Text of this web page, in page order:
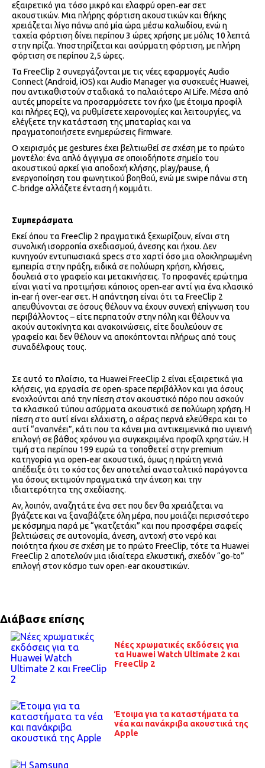
εξαιρετικό για τόσο μικρό και ελαφρύ open‑ear σετ
ακουστικών. Μια πλήρης φόρτιση ακουστικών και θήκης
χρειάζεται λίγο πάνω από μία ώρα μέσω καλωδίου, ενώ η
ταχεία φόρτιση δίνει περίπου 3 ώρες χρήσης με μόλις 10 λεπτά
στην πρίζα. Υποστηρίζεται και ασύρματη φόρτιση, με πλήρη
φόρτιση σε περίπου 2,5 ώρες.
Τα FreeClip 2 συνεργάζονται με τις νέες εφαρμογές Audio
Connect (Android, iOS) και Audio Manager για συσκευές Huawei,
που αντικαθιστούν σταδιακά το παλαιότερο AI Life. Μέσα από
αυτές μπορείτε να προσαρμόσετε τον ήχο (με έτοιμα προφίλ
και πλήρες EQ), να ρυθμίσετε χειρονομίες και λειτουργίες, να
ελέγξετε την κατάσταση της μπαταρίας και να
πραγματοποιήσετε ενημερώσεις firmware.
Ο χειρισμός με gestures έχει βελτιωθεί σε σχέση με το πρώτο
μοντέλο: ένα απλό άγγιγμα σε οποιοδήποτε σημείο του
ακουστικού αρκεί για αποδοχή κλήσης, play/pause, ή
ενεργοποίηση του φωνητικού βοηθού, ενώ με swipe πάνω στη
C‑bridge αλλάζετε ένταση ή κομμάτι.
Συμπεράσματα
Εκεί όπου τα FreeClip 2 πραγματικά ξεχωρίζουν, είναι στη
συνολική ισορροπία σχεδιασμού, άνεσης και ήχου. Δεν
κυνηγούν εντυπωσιακά specs στο χαρτί όσο μια ολοκληρωμένη
εμπειρία στην πράξη, ειδικά σε πολύωρη χρήση, κλήσεις,
δουλειά στο γραφείο και μετακινήσεις. Το προφανές ερώτημα
είναι γιατί να προτιμήσει κάποιος open‑ear αντί για ένα κλασικό
in‑ear ή over‑ear σετ. Η απάντηση είναι ότι τα FreeClip 2
απευθύνονται σε όσους θέλουν να έχουν συνεχή επίγνωση του
περιβάλλοντος – είτε περπατούν στην πόλη και θέλουν να
ακούν αυτοκίνητα και ανακοινώσεις, είτε δουλεύουν σε
γραφείο και δεν θέλουν να αποκόπτονται πλήρως από τους
συναδέλφους τους.
Σε αυτό το πλαίσιο, τα Huawei FreeClip 2 είναι εξαιρετικά για
κλήσεις, για εργασία σε open‑space περιβάλλον και για όσους
ενοχλούνται από την πίεση στον ακουστικό πόρο που ασκούν
τα κλασικού τύπου ασύρματα ακουστικά σε πολύωρη χρήση. Η
πίεση στο αυτί είναι ελάχιστη, ο αέρας περνά ελεύθερα και το
αυτί “αναπνέει”, κάτι που τα κάνει μια αντικειμενικά πιο υγιεινή
επιλογή σε βάθος χρόνου για συγκεκριμένα προφίλ χρηστών. Η
τιμή στα περίπου 199 ευρώ τα τοποθετεί στην premium
κατηγορία για open‑ear ακουστικά, όμως η πρώτη γενιά
απέδειξε ότι το κόστος δεν αποτελεί ανασταλτικό παράγοντα
για όσους εκτιμούν πραγματικά την άνεση και την
ιδιαιτερότητα της σχεδίασης.
Αν, λοιπόν, αναζητάτε ένα σετ που δεν θα χρειάζεται να
βγάζετε και να ξαναβάζετε όλη μέρα, που μοιάζει περισσότερο
με κόσμημα παρά με “γκατζετάκι” και που προσφέρει σαφείς
βελτιώσεις σε αυτονομία, άνεση, αντοχή στο νερό και
ποιότητα ήχου σε σχέση με το πρώτο FreeClip, τότε τα Huawei
FreeClip 2 αποτελούν μια ιδιαίτερα ελκυστική, σχεδόν “go‑to”
επιλογή στον κόσμο των open‑ear ακουστικών.
Διάβασε επίσης
Νέες χρωματικές εκδόσεις για
τα Huawei Watch Ultimate 2 και
FreeClip 2
Έτοιμα για τα καταστήματα τα
νέα και πανάκριβα ακουστικά της
Apple